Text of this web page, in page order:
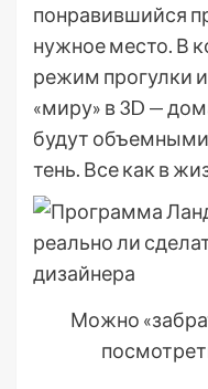
понравившийся
нужное место. В
режим прогулки
«миру» в 3D —
будут
тень. Все как в
Можно